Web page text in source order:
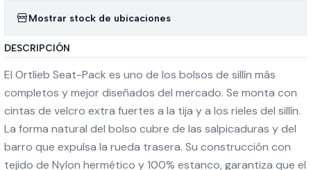
Mostrar stock de ubicaciones
DESCRIPCIÓN
El Ortlieb Seat-Pack es uno de los bolsos de sillín más
completos y mejor diseñados del mercado. Se monta con
cintas de velcro extra fuertes a la tija y a los rieles del sillín.
La forma natural del bolso cubre de las salpicaduras y del
barro que expulsa la rueda trasera. Su construcción con
tejido de Nylon hermético y 100% estanco, garantiza que el